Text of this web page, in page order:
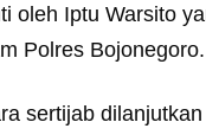
oleh Iptu Warsito
Polres Bojonegoro.
sertijab